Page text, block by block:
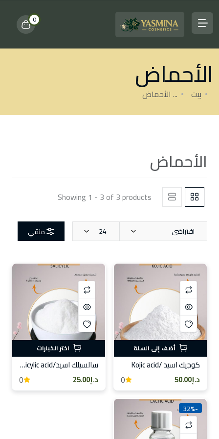
0
الأحماض
بيت ... الأحماض
الأحماض
Showing 1 - 3 of 3 products
افتراضي 24 منقي
كوجيك اسيد /Kojic acid
0 د.إ50.00
سالسيلك اسيد/Salicylic acid
0 د.إ25.00
-32%